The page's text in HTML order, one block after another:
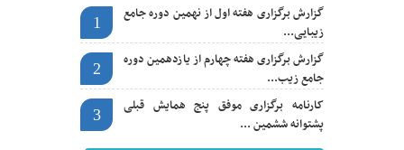
1
گزارش برگزاری هفته اول از نهمین دوره جامع
زیبایی...
2
گزارش برگزاری هفته چهارم از یازدهمین دوره
جامع زیب...
3
کارنامه برگزاری موفق پنج همایش قبلی
پشتوانه ششمین ...